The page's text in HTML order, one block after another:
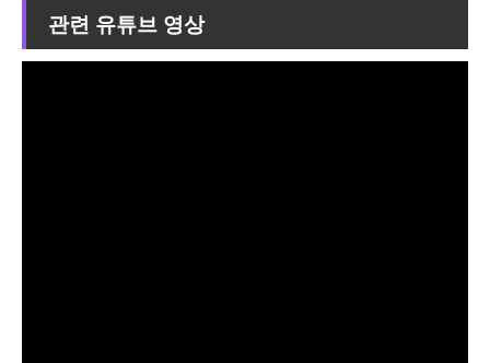
관련 유튜브 영상